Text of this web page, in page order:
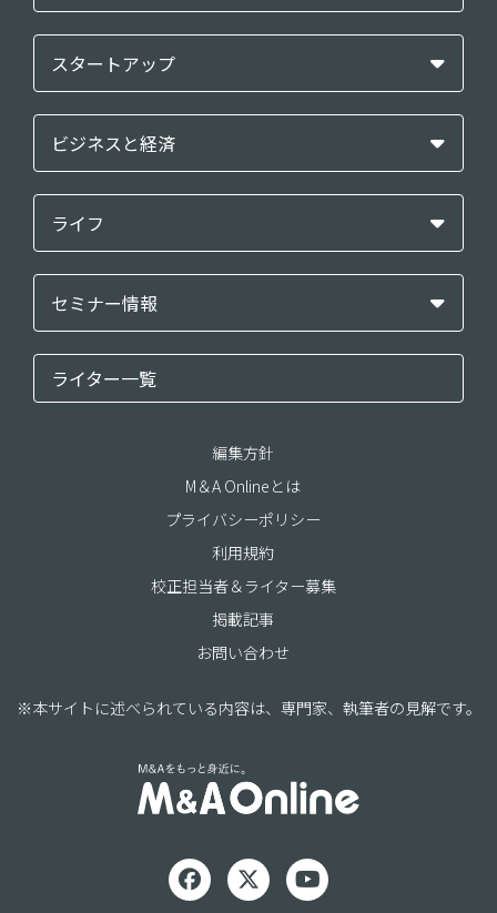
スタートアップ
ビジネスと経済
ライフ
セミナー情報
ライター一覧
編集方針
M＆A Onlineとは
プライバシーポリシー
利用規約
校正担当者＆ライター募集
掲載記事
お問い合わせ
※本サイトに述べられている内容は、専門家、執筆者の見解です。